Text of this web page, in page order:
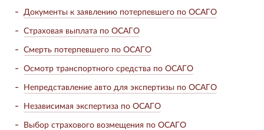
Документы к заявлению потерпевшего по ОСАГО
Страховая выплата по ОСАГО
Смерть потерпевшего по ОСАГО
Осмотр транспортного средства по ОСАГО
Непредставление авто для экспертизы по ОСАГО
Независимая экспертиза по ОСАГО
Выбор страхового возмещения по ОСАГО